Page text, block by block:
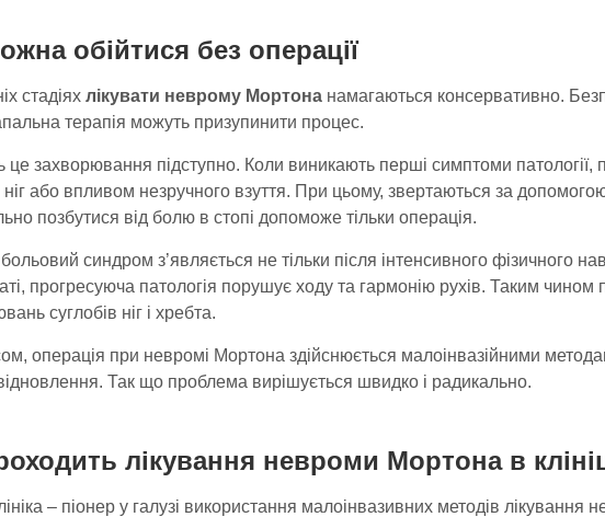
обійтися без операції
стадіях лікувати неврому Мортона намагаються консервативно.
терапія можуть призупинити процес.
це захворювання підступно. Коли виникають перші симптоми патології,
або впливом незручного взуття. При цьому, звертаються за допомогою
позбутися від болю в стопі допоможе тільки операція.
синдром з’являється не тільки після інтенсивного фізичного
прогресуюча патологія порушує ходу та гармонію рухів. Таким чином
суглобів ніг і хребта.
операція при невромі Мортона здійснюється малоінвазійними
Так що проблема вирішується швидко і радикально.
лікування невроми Мортона в
– піонер у галузі використання малоінвазивних методів лікування